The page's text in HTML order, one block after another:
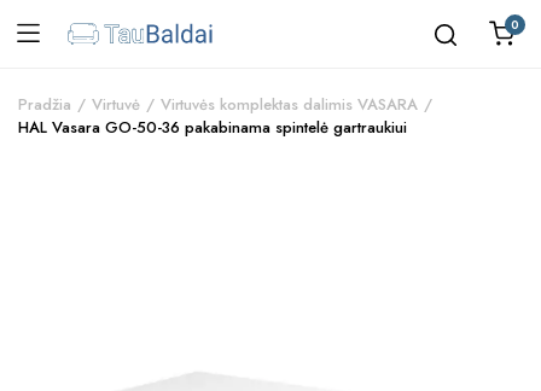
0
Pradžia Virtuvė
Virtuvės komplektas dalimis VASARA
HAL Vasara GO-50-36 pakabinama spintelė gartraukiui